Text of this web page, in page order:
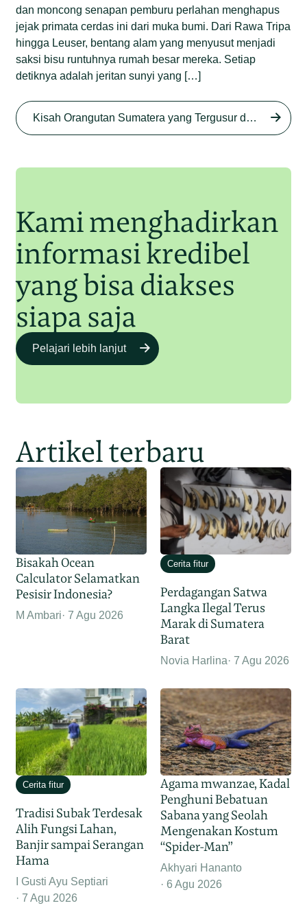
Sumatera di Rawa Tripa
Junaidi Hanafiah 27 Agu 2025
Begini Modus Perburuan
dan moncong senapan pemburu perlahan menghapus
jejak primata cerdas ini dari muka bumi. Dari Rawa Tripa
hingga Leuser, bentang alam yang menyusut menjadi
saksi bisu runtuhnya rumah besar mereka. Setiap
detiknya adalah jeritan sunyi yang […]
Kisah Orangutan Sumatera yang Tergusur dari Rumah Sendiri series
Kami menghadirkan
informasi kredibel
yang bisa diakses
siapa saja
Pelajari lebih lanjut
Artikel terbaru
Bisakah Ocean
Calculator Selamatkan
Pesisir Indonesia?
M Ambari 7 Agu 2026
Cerita fitur
Perdagangan Satwa
Langka Ilegal Terus
Marak di Sumatera
Barat
Novia Harlina 7 Agu 2026
Cerita fitur
Tradisi Subak Terdesak
Alih Fungsi Lahan,
Banjir sampai Serangan
Hama
I Gusti Ayu Septiari
7 Agu 2026
Agama mwanzae, Kadal
Penghuni Bebatuan
Sabana yang Seolah
Mengenakan Kostum
“Spider-Man”
Akhyari Hananto
6 Agu 2026